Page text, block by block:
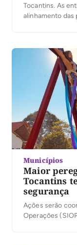
Tocantins. As
alinhamento das
que garantam
Municípios
Maior
Tocantins
segurança
Ações serão
Operações